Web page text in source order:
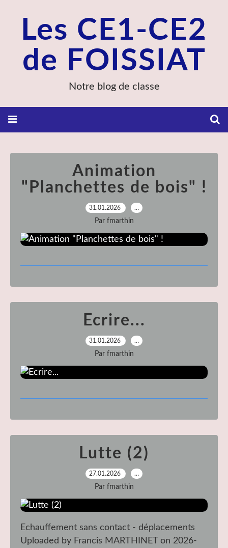
Les CE1-CE2
de FOISSIAT
Notre blog de classe
Animation
"Planchettes de bois" !
31.01.2026 …
Par fmarthin
Ecrire...
31.01.2026 …
Par fmarthin
Lutte (2)
27.01.2026 …
Par fmarthin
Echauffement sans contact - déplacements
Uploaded by Francis MARTHINET on 2026-